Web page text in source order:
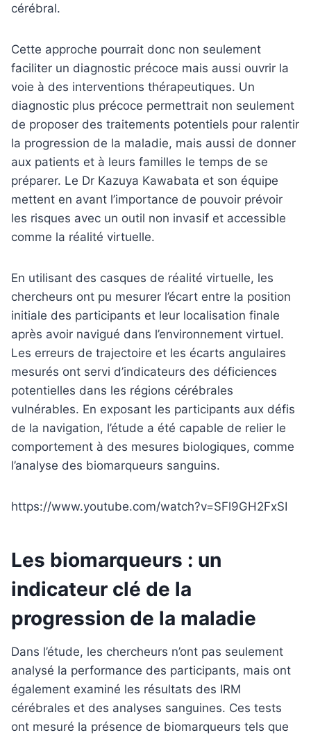
cérébral.
Cette approche pourrait donc non seulement
faciliter un diagnostic précoce mais aussi ouvrir la
voie à des interventions thérapeutiques. Un
diagnostic plus précoce permettrait non seulement
de proposer des traitements potentiels pour ralentir
la progression de la maladie, mais aussi de donner
aux patients et à leurs familles le temps de se
préparer. Le Dr Kazuya Kawabata et son équipe
mettent en avant l’importance de pouvoir prévoir
les risques avec un outil non invasif et accessible
comme la réalité virtuelle.
En utilisant des casques de réalité virtuelle, les
chercheurs ont pu mesurer l’écart entre la position
initiale des participants et leur localisation finale
après avoir navigué dans l’environnement virtuel.
Les erreurs de trajectoire et les écarts angulaires
mesurés ont servi d’indicateurs des déficiences
potentielles dans les régions cérébrales
vulnérables. En exposant les participants aux défis
de la navigation, l’étude a été capable de relier le
comportement à des mesures biologiques, comme
l’analyse des biomarqueurs sanguins.
https://www.youtube.com/watch?v=SFl9GH2FxSI
Les biomarqueurs : un
indicateur clé de la
progression de la maladie
Dans l’étude, les chercheurs n’ont pas seulement
analysé la performance des participants, mais ont
également examiné les résultats des IRM
cérébrales et des analyses sanguines. Ces tests
ont mesuré la présence de biomarqueurs tels que